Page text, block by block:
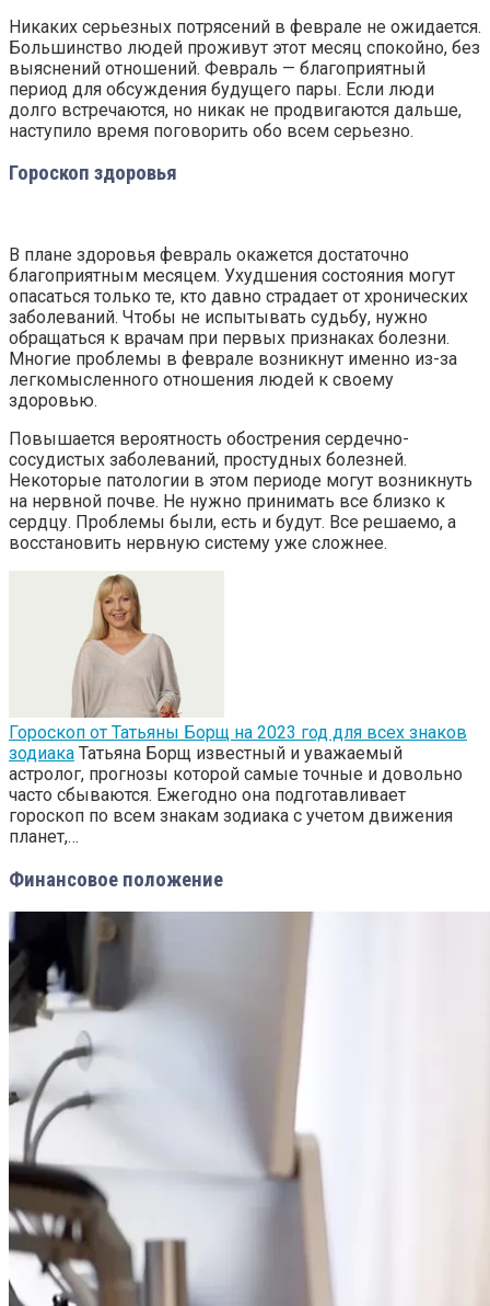
Никаких серьезных потрясений в феврале не ожидается.
Большинство людей проживут этот месяц спокойно, без
выяснений отношений. Февраль — благоприятный
период для обсуждения будущего пары. Если люди
долго встречаются, но никак не продвигаются дальше,
наступило время поговорить обо всем серьезно.
Гороскоп здоровья
В плане здоровья февраль окажется достаточно
благоприятным месяцем. Ухудшения состояния могут
опасаться только те, кто давно страдает от хронических
заболеваний. Чтобы не испытывать судьбу, нужно
обращаться к врачам при первых признаках болезни.
Многие проблемы в феврале возникнут именно из-за
легкомысленного отношения людей к своему
здоровью.
Повышается вероятность обострения сердечно-
сосудистых заболеваний, простудных болезней.
Некоторые патологии в этом периоде могут возникнуть
на нервной почве. Не нужно принимать все близко к
сердцу. Проблемы были, есть и будут. Все решаемо, а
восстановить нервную систему уже сложнее.
Гороскоп от Татьяны Борщ на 2023 год для всех знаков
зодиака Татьяна Борщ известный и уважаемый
астролог, прогнозы которой самые точные и довольно
часто сбываются. Ежегодно она подготавливает
гороскоп по всем знакам зодиака с учетом движения
планет,…
Финансовое положение